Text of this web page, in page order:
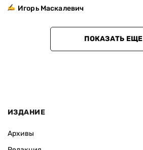
Игорь Маскалевич
ПОКАЗАТЬ ЕЩЕ
ИЗДАНИЕ
Архивы